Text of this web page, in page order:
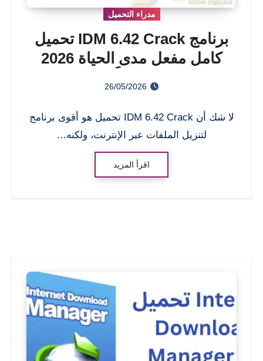
مدراء التحميل
برنامج IDM 6.42 Crack تحميل
كامل مفعل مدى الحياة 2026
26/05/2026
لا شك أن IDM 6.42 Crack تحميل هو أقوى برنامج
لتنزيل الملفات عبر الإنترنت، ولكنه…
اقرأ المزيد